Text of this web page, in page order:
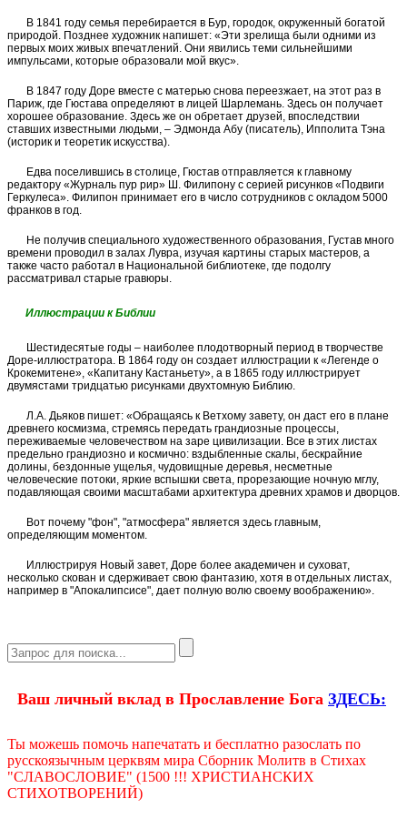
В 1841 году семья перебирается в Бур, городок, окруженный богатой
природой. Позднее художник напишет: «Эти зрелища были одними из
первых моих живых впечатлений. Они явились теми сильнейшими
импульсами, которые образовали мой вкус».
В 1847 году Доре вместе с матерью снова переезжает, на этот раз в
Париж, где Гюстава определяют в лицей Шарлемань. Здесь он получает
хорошее образование. Здесь же он обретает друзей, впоследствии
ставших известными людьми, – Эдмонда Абу (писатель), Ипполита Тэна
(историк и теоретик искусства).
Едва поселившись в столице, Гюстав отправляется к главному
редактору «Журналь пур рир» Ш. Филипону с серией рисунков «Подвиги
Геркулеса». Филипон принимает его в число сотрудников с окладом 5000
франков в год.
Не получив специального художественного образования, Густав много
времени проводил в залах Лувра, изучая картины старых мастеров, а
также часто работал в Национальной библиотеке, где подолгу
рассматривал старые гравюры.
Иллюстрации к Библии
Шестидесятые годы – наиболее плодотворный период в творчестве
Доре-иллюстратора. В 1864 году он создает иллюстрации к «Легенде о
Крокемитене», «Капитану Кастаньету», а в 1865 году иллюстрирует
двумястами тридцатью рисунками двухтомную Библию.
Л.А. Дьяков пишет: «Обращаясь к Ветхому завету, он даст его в плане
древнего космизма, стремясь передать грандиозные процессы,
переживаемые человечеством на заре цивилизации. Все в этих листах
предельно грандиозно и космично: вздыбленные скалы, бескрайние
долины, бездонные ущелья, чудовищные деревья, несметные
человеческие потоки, яркие вспышки света, прорезающие ночную мглу,
подавляющая своими масштабами архитектура древних храмов и дворцов.
Вот почему "фон", "атмосфера" является здесь главным,
определяющим моментом.
Иллюстрируя Новый завет, Доре более академичен и суховат,
несколько скован и сдерживает свою фантазию, хотя в отдельных листах,
например в "Апокалипсисе", дает полную волю своему воображению».
Ваш личный вклад в Прославление Бога ЗДЕСЬ:
Ты можешь помочь напечатать и бесплатно разослать по
русскоязычным церквям мира Сборник Молитв в Стихах
"СЛАВОСЛОВИЕ" (1500 !!! ХРИСТИАНСКИХ
СТИХОТВОРЕНИЙ)